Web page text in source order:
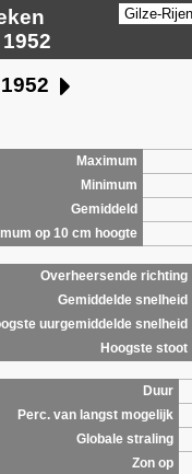
Maximum
Minimum
Gemiddeld
op 10 cm hoogte
Overheersende richting
Gemiddelde snelheid
uurgemiddelde snelheid
Hoogste stoot
Duur
Perc. van langst mogelijk
Globale straling
Zon op